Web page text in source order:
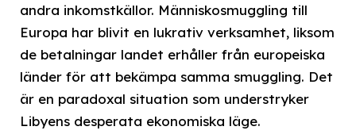
andra inkomstkällor. Människosmuggling till
Europa har blivit en lukrativ verksamhet, liksom
de betalningar landet erhåller från europeiska
länder för att bekämpa samma smuggling. Det
är en paradoxal situation som understryker
Libyens desperata ekonomiska läge.